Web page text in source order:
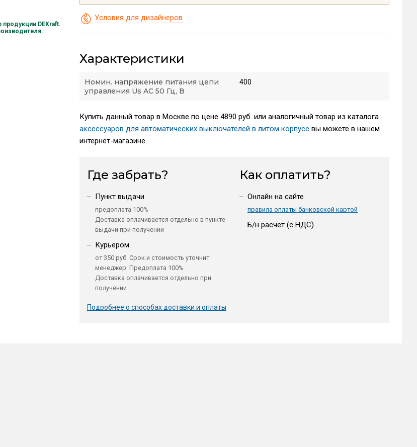
DEKraft.
Условия для дизайнеров
Характеристики
Номин. напряжение питания цепи
управления Us AC 50 Гц, В
400
Купить данный товар в Москве по цене 4890 руб. или аналогичный товар из каталога
аксессуаров для автоматических выключателей в литом корпусе вы можете в нашем
интернет-магазине.
Где забрать?
Пункт выдачи
предоплата 100%
Доставка оплачивается отдельно в пункте
выдачи при получении
Курьером
от 350 руб. Срок и стоимость уточнит
менеджер. Предоплата 100%
Доставка оплачивается отдельно при
получении
Подробнее о способах доставки и оплаты
Как оплатить?
Онлайн на сайте
правила оплаты банковской картой
Б/н расчет (c НДС)